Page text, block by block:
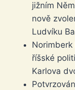
jižním
nově
Ludvíku
říšské
Karlova